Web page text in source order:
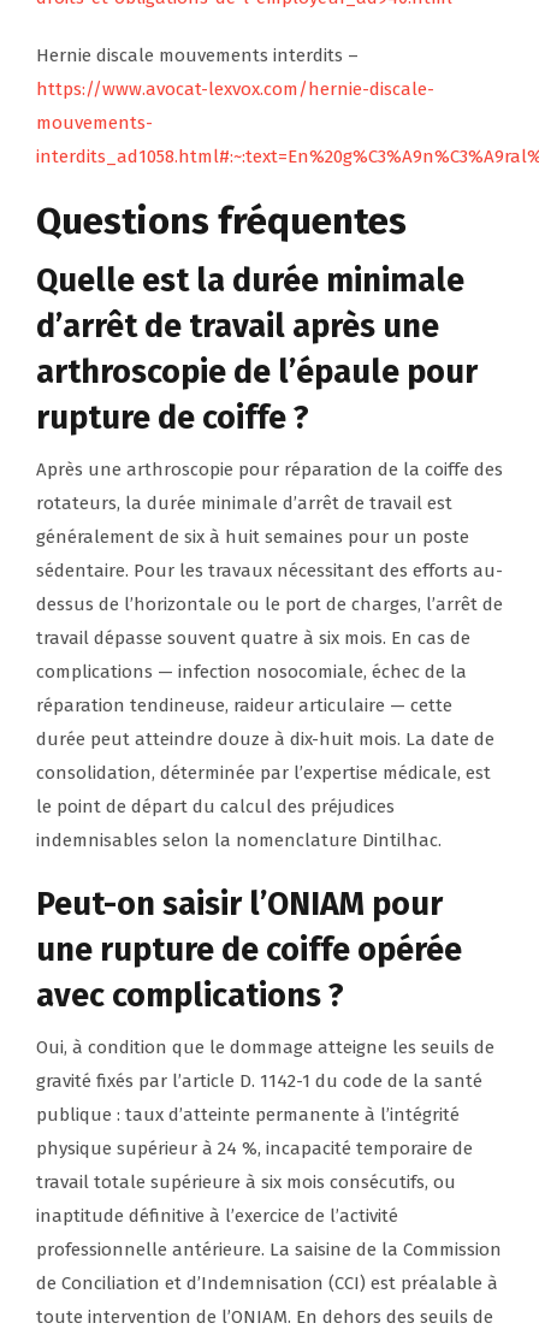
Hernie discale mouvements interdits –
https://www.avocat-lexvox.com/hernie-discale-
mouvements-
Questions fréquentes
Quelle est la durée minimale
d’arrêt de travail après une
arthroscopie de l’épaule pour
rupture de coiffe ?
Après une arthroscopie pour réparation de la coiffe des
rotateurs, la durée minimale d’arrêt de travail est
généralement de six à huit semaines pour un poste
sédentaire. Pour les travaux nécessitant des efforts au-
dessus de l’horizontale ou le port de charges, l’arrêt de
travail dépasse souvent quatre à six mois. En cas de
complications — infection nosocomiale, échec de la
réparation tendineuse, raideur articulaire — cette
durée peut atteindre douze à dix-huit mois. La date de
consolidation, déterminée par l’expertise médicale, est
le point de départ du calcul des préjudices
indemnisables selon la nomenclature Dintilhac.
Peut-on saisir l’ONIAM pour
une rupture de coiffe opérée
avec complications ?
Oui, à condition que le dommage atteigne les seuils de
gravité fixés par l’article D. 1142-1 du code de la santé
publique : taux d’atteinte permanente à l’intégrité
physique supérieur à 24 %, incapacité temporaire de
travail totale supérieure à six mois consécutifs, ou
inaptitude définitive à l’exercice de l’activité
professionnelle antérieure. La saisine de la Commission
de Conciliation et d’Indemnisation (CCI) est préalable à
toute intervention de l’ONIAM. En dehors des seuils de